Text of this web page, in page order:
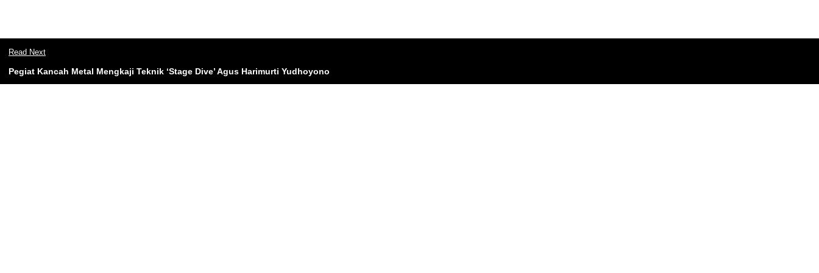
Read Next
Pegiat Kancah Metal Mengkaji Teknik ‘Stage Dive’ Agus Harimurti Yudhoyono